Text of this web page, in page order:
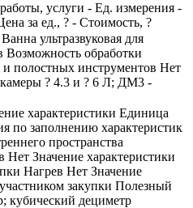
услуги - Ед. измерения -
за ед., ? - Стоимость, ?
ультразвуковая для
Возможность обработки
и полостных инструментов Нет
? 4.3 и ? 6 Л; ДМ3 -
характеристики Единица
по заполнению характеристик
пространства
Значение характеристики
Нагрев Нет Значение
закупки Полезный
кубический дециметр